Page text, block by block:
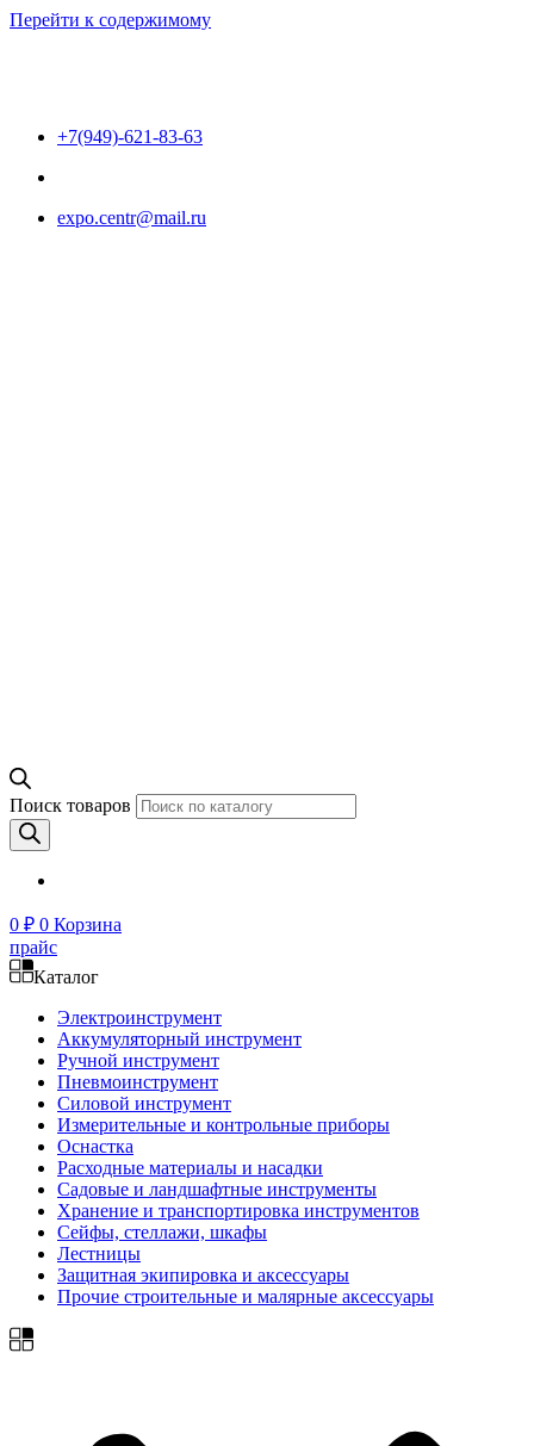
Перейти к содержимому
+7(949)-621-83-63
expo.centr@mail.ru
Поиск товаров
0 ₽ 0 Корзина
прайс
Каталог
Электроинструмент
Аккумуляторный инструмент
Ручной инструмент
Пневмоинструмент
Силовой инструмент
Измерительные и контрольные приборы
Оснастка
Расходные материалы и насадки
Садовые и ландшафтные инструменты
Хранение и транспортировка инструментов
Сейфы, стеллажи, шкафы
Лестницы
Защитная экипировка и аксессуары
Прочие строительные и малярные аксессуары